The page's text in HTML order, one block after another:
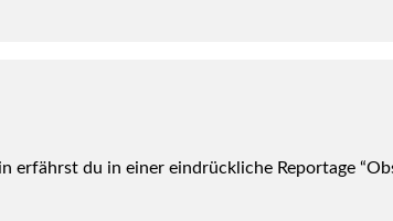
du in einer ein­drück­li­che Repor­ta­ge